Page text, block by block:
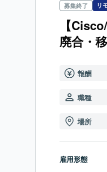
募集終了 リ
【
廃合・
報酬
職種
場所
雇用形態